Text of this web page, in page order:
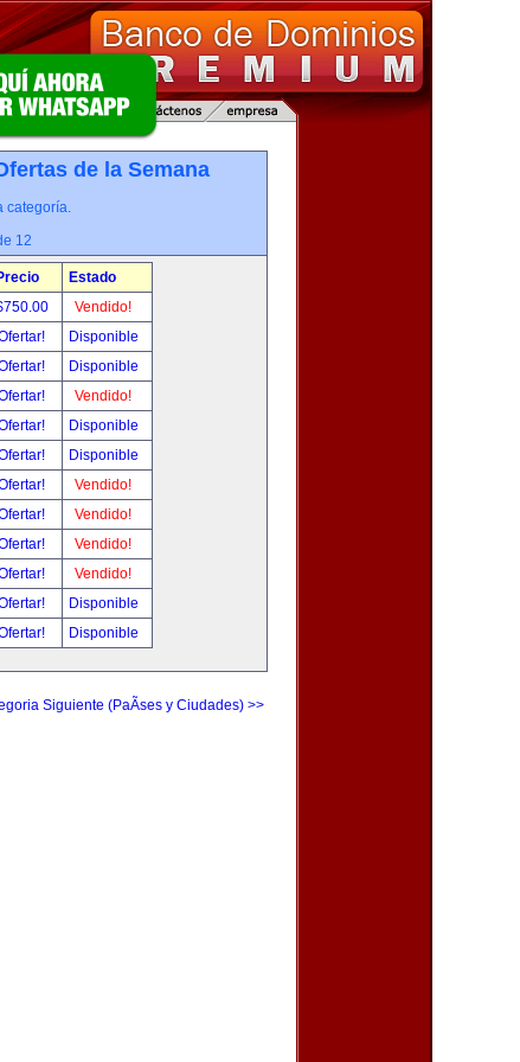
de la Semana
categoría.
12
Estado
Vendido!
Disponible
Disponible
Vendido!
Disponible
Disponible
Vendido!
Vendido!
Vendido!
Vendido!
Disponible
Disponible
Siguiente (PaÃ­ses y Ciudades) >>